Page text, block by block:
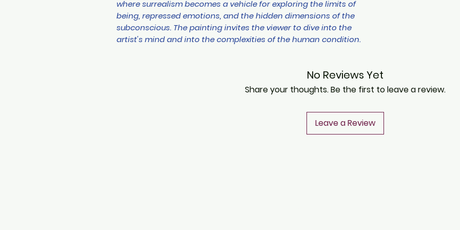
where surrealism becomes a vehicle for exploring the limits of
being, repressed emotions, and the hidden dimensions of the
subconscious. The painting invites the viewer to dive into the
artist's mind and into the complexities of the human condition.
No Reviews Yet
Share your thoughts. Be the first to leave a review.
Leave a Review